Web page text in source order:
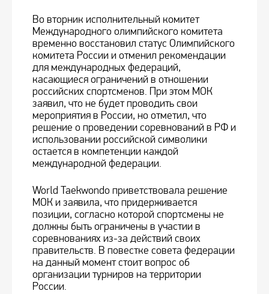
Во вторник исполнительный комитет
Международного олимпийского комитета
временно восстановил статус Олимпийского
комитета России и отменил рекомендации
для международных федераций,
касающиеся ограничений в отношении
российских спортсменов. При этом МОК
заявил, что не будет проводить свои
мероприятия в России, но отметил, что
решение о проведении соревнований в РФ и
использовании российской символики
остается в компетенции каждой
международной федерации.
World Taekwondo приветствовала решение
МОК и заявила, что придерживается
позиции, согласно которой спортсмены не
должны быть ограничены в участии в
соревнованиях из-за действий своих
правительств. В повестке совета федерации
на данный момент стоит вопрос об
организации турниров на территории
России.